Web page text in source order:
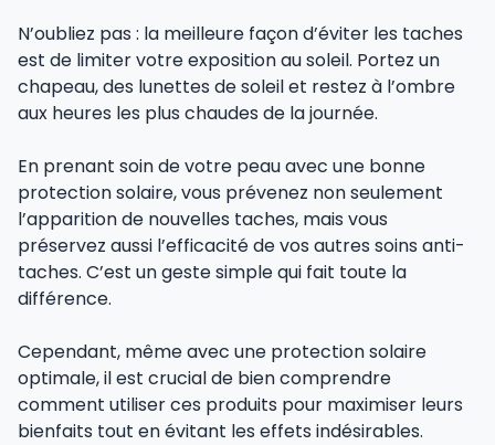
N’oubliez pas : la meilleure façon d’éviter les taches
est de limiter votre exposition au soleil. Portez un
chapeau, des lunettes de soleil et restez à l’ombre
aux heures les plus chaudes de la journée.
En prenant soin de votre peau avec une bonne
protection solaire, vous prévenez non seulement
l’apparition de nouvelles taches, mais vous
préservez aussi l’efficacité de vos autres soins anti-
taches. C’est un geste simple qui fait toute la
différence.
Cependant, même avec une protection solaire
optimale, il est crucial de bien comprendre
comment utiliser ces produits pour maximiser leurs
bienfaits tout en évitant les effets indésirables.